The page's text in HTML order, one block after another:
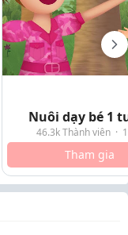
Nuôi dạy bé 1
46.3k Thành viên ·
Tham gia